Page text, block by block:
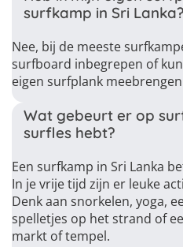
surfkamp in Sri Lanka?
Nee, bij de meeste
surfboard inbegrepen of
eigen surfplank
Wat gebeurt er op
surfles hebt?
Een surfkamp in Sri Lanka
In je vrije tijd zijn er leuke
Denk aan snorkelen, yoga,
spelletjes op het strand of
markt of tempel.